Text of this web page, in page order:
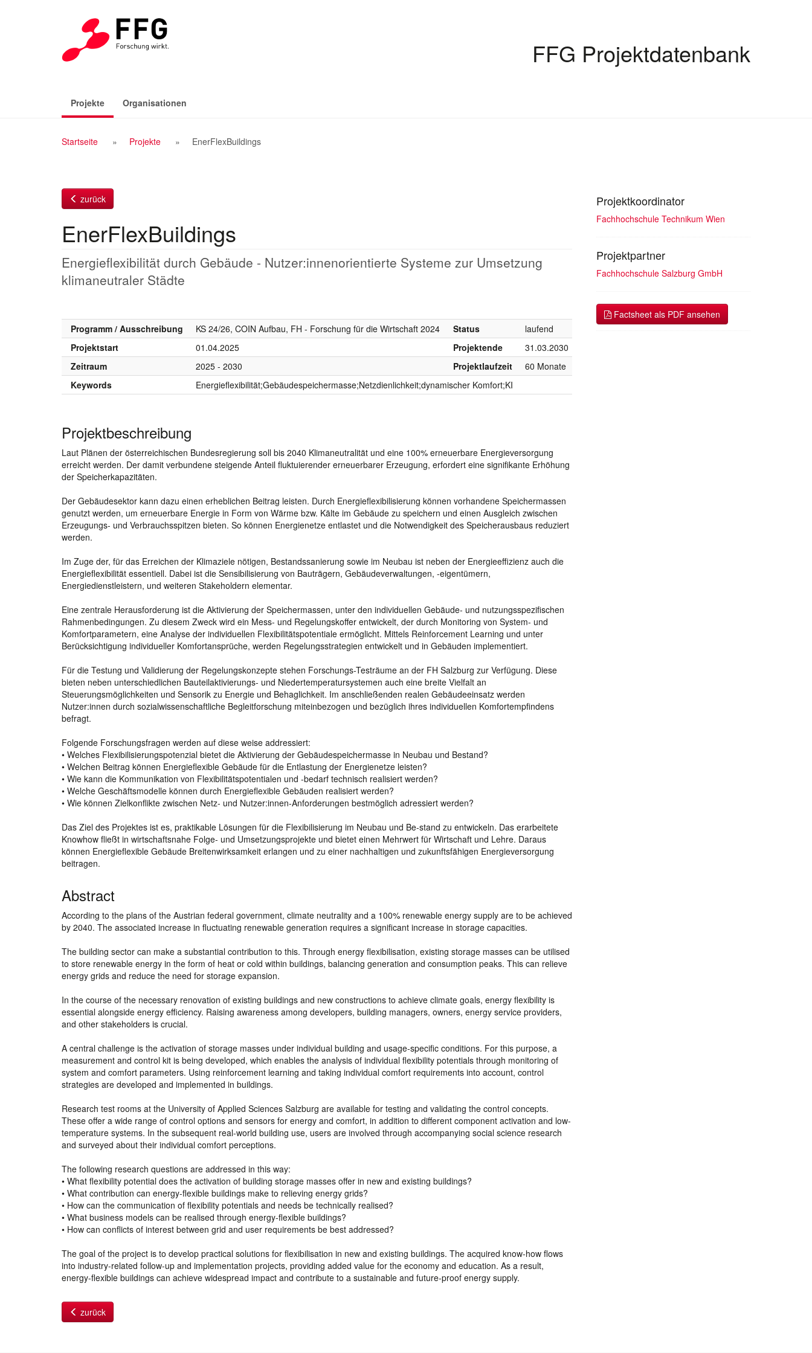
FFG Projektdatenbank
Projekte(aktiv)Organisationen
Breadcrumb
Startseite Projekte EnerFlexBuildings
zurück
EnerFlexBuildings
Energieflexibilität durch Gebäude - Nutzer:innenorientierte Systeme zur Umsetzung
klimaneutraler Städte
Programm / Ausschreibung KS 24/26, COIN Aufbau, FH - Forschung für die Wirtschaft 2024 Status
laufend
Projektstart
01.04.2025 Projektende
31.03.2030
Zeitraum
2025 - 2030 Projektlaufzeit
60 Monate
Keywords
Energieflexibilität;Gebäudespeichermasse;Netzdienlichkeit;dynamischer Komfort;KI
Projektbeschreibung
Laut Plänen der österreichischen Bundesregierung soll bis 2040 Klimaneutralität und eine 100% erneuerbare Energieversorgung
erreicht werden. Der damit verbundene steigende Anteil fluktuierender erneuerbarer Erzeugung, erfordert eine signifikante Erhöhung
der Speicherkapazitäten.
Der Gebäudesektor kann dazu einen erheblichen Beitrag leisten. Durch Energieflexibilisierung können vorhandene Speichermassen
genutzt werden, um erneuerbare Energie in Form von Wärme bzw. Kälte im Gebäude zu speichern und einen Ausgleich zwischen
Erzeugungs- und Verbrauchsspitzen bieten. So können Energienetze entlastet und die Notwendigkeit des Speicherausbaus reduziert
werden.
Im Zuge der, für das Erreichen der Klimaziele nötigen, Bestandssanierung sowie im Neubau ist neben der Energieeffizienz auch die
Energieflexibilität essentiell. Dabei ist die Sensibilisierung von Bauträgern, Gebäudeverwaltungen, -eigentümern,
Energiedienstleistern, und weiteren Stakeholdern elementar.
Eine zentrale Herausforderung ist die Aktivierung der Speichermassen, unter den individuellen Gebäude- und nutzungsspezifischen
Rahmenbedingungen. Zu diesem Zweck wird ein Mess- und Regelungskoffer entwickelt, der durch Monitoring von System- und
Komfortparametern, eine Analyse der individuellen Flexibilitätspotentiale ermöglicht. Mittels Reinforcement Learning und unter
Berücksichtigung individueller Komfortansprüche, werden Regelungsstrategien entwickelt und in Gebäuden implementiert.
Für die Testung und Validierung der Regelungskonzepte stehen Forschungs-Testräume an der FH Salzburg zur Verfügung. Diese
bieten neben unterschiedlichen Bauteilaktivierungs- und Niedertemperatursystemen auch eine breite Vielfalt an
Steuerungsmöglichkeiten und Sensorik zu Energie und Behaglichkeit. Im anschließenden realen Gebäudeeinsatz werden
Nutzer:innen durch sozialwissenschaftliche Begleitforschung miteinbezogen und bezüglich ihres individuellen Komfortempfindens
befragt.
Folgende Forschungsfragen werden auf diese weise addressiert:
• Welches Flexibilisierungspotenzial bietet die Aktivierung der Gebäudespeichermasse in Neubau und Bestand?
• Welchen Beitrag können Energieflexible Gebäude für die Entlastung der Energienetze leisten?
• Wie kann die Kommunikation von Flexibilitätspotentialen und -bedarf technisch realisiert werden?
• Welche Geschäftsmodelle können durch Energieflexible Gebäuden realisiert werden?
• Wie können Zielkonflikte zwischen Netz- und Nutzer:innen-Anforderungen bestmöglich adressiert werden?
Das Ziel des Projektes ist es, praktikable Lösungen für die Flexibilisierung im Neubau und Be-stand zu entwickeln. Das erarbeitete
Knowhow fließt in wirtschaftsnahe Folge- und Umsetzungsprojekte und bietet einen Mehrwert für Wirtschaft und Lehre. Daraus
können Energieflexible Gebäude Breitenwirksamkeit erlangen und zu einer nachhaltigen und zukunftsfähigen Energieversorgung
beitragen.
Abstract
According to the plans of the Austrian federal government, climate neutrality and a 100% renewable energy supply are to be achieved
by 2040. The associated increase in fluctuating renewable generation requires a significant increase in storage capacities.
The building sector can make a substantial contribution to this. Through energy flexibilisation, existing storage masses can be utilised
to store renewable energy in the form of heat or cold within buildings, balancing generation and consumption peaks. This can relieve
energy grids and reduce the need for storage expansion.
In the course of the necessary renovation of existing buildings and new constructions to achieve climate goals, energy flexibility is
essential alongside energy efficiency. Raising awareness among developers, building managers, owners, energy service providers,
and other stakeholders is crucial.
A central challenge is the activation of storage masses under individual building and usage-specific conditions. For this purpose, a
measurement and control kit is being developed, which enables the analysis of individual flexibility potentials through monitoring of
system and comfort parameters. Using reinforcement learning and taking individual comfort requirements into account, control
strategies are developed and implemented in buildings.
Research test rooms at the University of Applied Sciences Salzburg are available for testing and validating the control concepts.
These offer a wide range of control options and sensors for energy and comfort, in addition to different component activation and low-
temperature systems. In the subsequent real-world building use, users are involved through accompanying social science research
and surveyed about their individual comfort perceptions.
The following research questions are addressed in this way:
• What flexibility potential does the activation of building storage masses offer in new and existing buildings?
• What contribution can energy-flexible buildings make to relieving energy grids?
• How can the communication of flexibility potentials and needs be technically realised?
• What business models can be realised through energy-flexible buildings?
• How can conflicts of interest between grid and user requirements be best addressed?
The goal of the project is to develop practical solutions for flexibilisation in new and existing buildings. The acquired know-how flows
into industry-related follow-up and implementation projects, providing added value for the economy and education. As a result,
energy-flexible buildings can achieve widespread impact and contribute to a sustainable and future-proof energy supply.
zurück
Projektkoordinator
Fachhochschule Technikum Wien
Projektpartner
Fachhochschule Salzburg GmbH
Factsheet als PDF ansehen